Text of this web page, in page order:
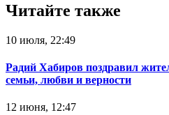
Читайте также
10 июля, 22:49
Радий Хабиров поздравил
семьи, любви и верности
12 июня, 12:47